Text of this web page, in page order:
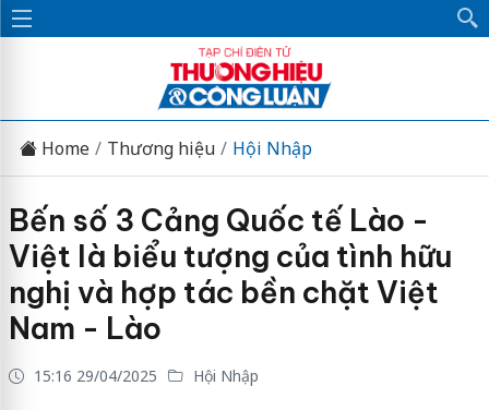
Home Thương hiệu Hội Nhập
Bến số 3 Cảng Quốc tế Lào -
Việt là biểu tượng của tình hữu
nghị và hợp tác bền chặt Việt
Nam - Lào
15:16 29/04/2025 Hội Nhập